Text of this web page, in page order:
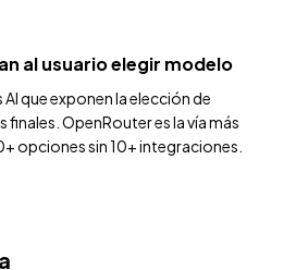
al usuario elegir modelo
que exponen la elección de
OpenRouter es la vía más
opciones sin 10+ integraciones.